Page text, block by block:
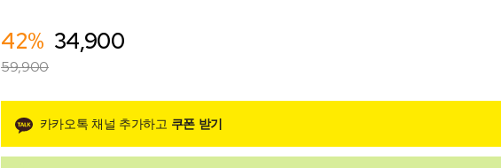
42% 34,900
59,900
카카오톡 채널 추가하고 쿠폰 받기